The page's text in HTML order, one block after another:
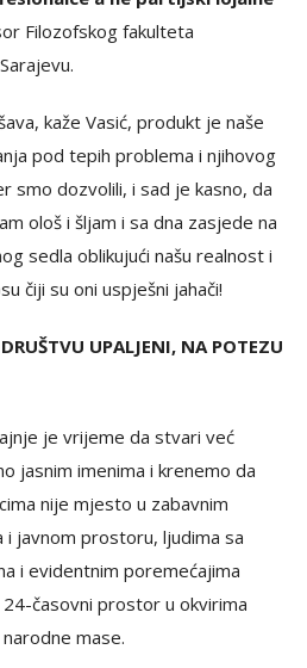
Filozofskog fakulteta
kaže Vasić, produkt je naše
pod tepih problema i njihovog
smo dozvolili, i sad je kasno, da
ološ i šljam i sa dna zasjede na
sedla oblikujući našu realnost i
čiji su oni uspješni jahači!
UPALJENI, NA POTEZU
je vrijeme da stvari već
jasnim imenima i krenemo da
nije mjesto u zabavnim
javnom prostoru, ljudima sa
i evidentnim poremećajima
časovni prostor u okvirima
mase.